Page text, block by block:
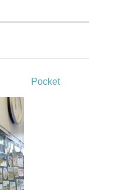
Pocket